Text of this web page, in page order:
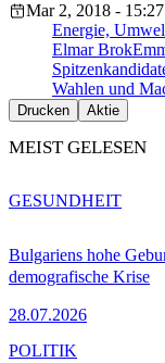
Mar 2, 2018 - 15:27
Energie,
Elmar Brok
Wahlen und
Drucken Aktie
MEIST GELESEN
Bulgariens hohe
demografische Krise
28.07.2026
GESUNDHEIT
POLITIK